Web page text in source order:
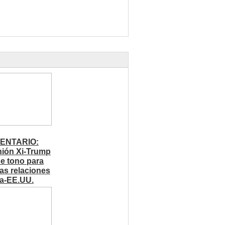
Xi-Trump
tono para
relaciones
EE.UU.